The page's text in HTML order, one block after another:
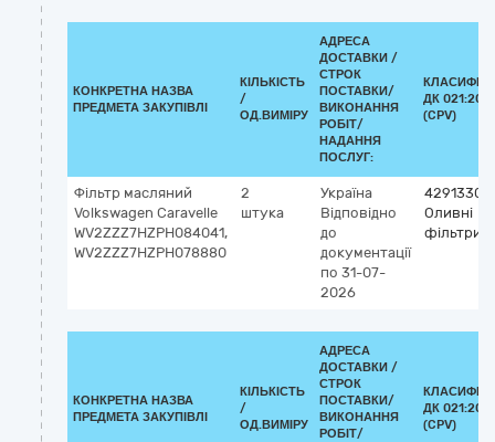
КОНКРЕТНА НАЗВА
ПРЕДМЕТА ЗАКУПІВЛІ
КІЛЬКІСТЬ
/
ОД.ВИМІРУ
АДРЕСА
ДОСТАВКИ /
СТРОК
ПОСТАВКИ/
ВИКОНАННЯ
РОБІТ/
НАДАННЯ
ПОСЛУГ:
ДК 021:2015
(CPV)
Фільтр масляний
Volkswagen Сaravelle
WV2ZZZ7HZPH084041,
WV2ZZZ7HZPH078880
2
штука
Україна
Відповідно
до
документації
по 31-07-
2026
Оливні
фільтри
КОНКРЕТНА НАЗВА
ПРЕДМЕТА ЗАКУПІВЛІ
КІЛЬКІСТЬ
/
ОД.ВИМІРУ
АДРЕСА
ДОСТАВКИ /
СТРОК
ПОСТАВКИ/
ВИКОНАННЯ
РОБІТ/
ДК 021:2015
(CPV)